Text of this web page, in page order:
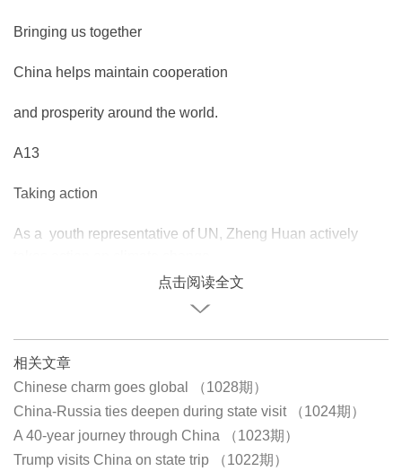
Bringing us together
China helps maintain cooperation
and prosperity around the world.
A13
Taking action
As a youth representative of UN, Zheng Huan actively
点击阅读全文
相关文章
Chinese charm goes global （1028期）
China-Russia ties deepen during state visit （1024期）
A 40-year journey through China （1023期）
Trump visits China on state trip （1022期）